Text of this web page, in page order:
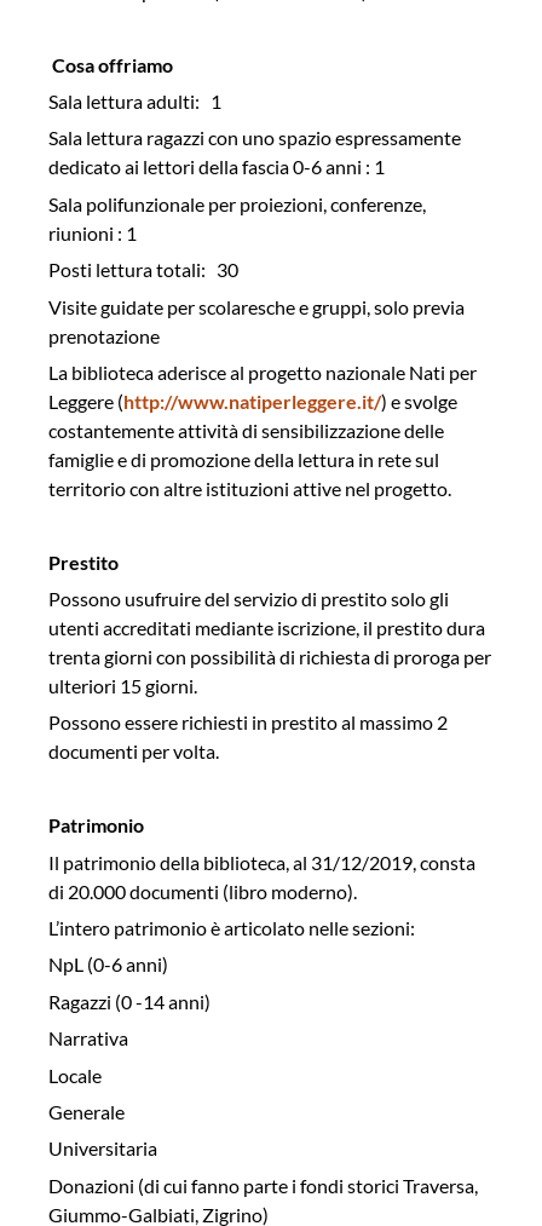
Cosa offriamo
Sala lettura adulti: 1
Sala lettura ragazzi con uno spazio espressamente
dedicato ai lettori della fascia 0-6 anni : 1
Sala polifunzionale per proiezioni, conferenze,
riunioni : 1
Posti lettura totali: 30
Visite guidate per scolaresche e gruppi, solo previa
prenotazione
La biblioteca aderisce al progetto nazionale Nati per
Leggere (http://www.natiperleggere.it/) e svolge
costantemente attività di sensibilizzazione delle
famiglie e di promozione della lettura in rete sul
territorio con altre istituzioni attive nel progetto.
Prestito
Possono usufruire del servizio di prestito solo gli
utenti accreditati mediante iscrizione, il prestito dura
trenta giorni con possibilità di richiesta di proroga per
ulteriori 15 giorni.
Possono essere richiesti in prestito al massimo 2
documenti per volta.
Patrimonio
Il patrimonio della biblioteca, al 31/12/2019, consta
di 20.000 documenti (libro moderno).
L’intero patrimonio è articolato nelle sezioni:
NpL (0-6 anni)
Ragazzi (0 -14 anni)
Narrativa
Locale
Generale
Universitaria
Donazioni (di cui fanno parte i fondi storici Traversa,
Giummo-Galbiati, Zigrino)